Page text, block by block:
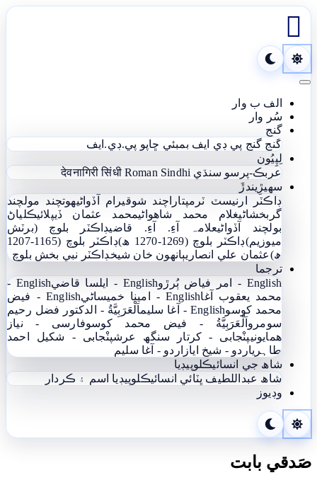

Toggle navigation
الف ب وار
سُر وار
گنج
گنج گنج پي ڊي ايف بمبئي ڇاپو پي.ڊي.ايف
لِپِيُون
عربڪ-پرسو سنڌي
देवनागिरी सिंधी Roman Sindhi
سھيڙِيندڙَ
ڊاڪٽر ارنيسٽ ٽرمپتاراچند شوقيرام آڏواڻيھوتچند مولچند
گربخشاڻيغلام محمد شاھواڻيمحمد عثمان ڏيپلائيڪلياڻ
بولچند آڏواڻيعلامہ آءِ. آءِ. قاضيڊاڪٽر بلوچ (برٽش
ميوزيم)ڊاڪٽر بلوچ (1269-1270 ھ)
ڊاڪٽر بلوچ (1165-1207
ھ)عثمان علي انصاريٻانهون خان شيخڊاڪٽر نبي بخش بلوچ
ترجما
English - امر فياض ٻُرڙو
English - ايلسا قاضي
English -
محمد يعقوب آغاEnglish - امينا خميساڻي
English - فيض
محمد کوسوEnglish - آغا سليم
اَلْعَرَبِيَّةُ - الدکتور فضل رحیم
سومرو اَلْعَرَبِيَّةُ - فيض محمد کوسوفارسی - نياز
ھمايونيپنْجابی - کرتار سنگھ عرشپنْجابی - شکیل احمد
طاہریاردو - شيخ اياز اردو - آغا سليم
شاھ جي انسائيڪلوپيڊيا
شاھ عبداللطيف ڀٽائي انسائيڪلوپيڊيا اسم ۽ ڪردار
وڊيوز
صَدقي بابت